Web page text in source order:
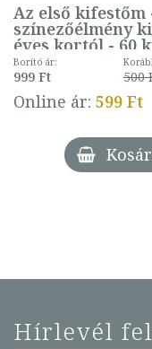
Az első kifestőm
színezőélmény
éves kortól - 60
mintával
Borító ár:
999 Ft 500
Online ár: 599 Ft
Hírlevél